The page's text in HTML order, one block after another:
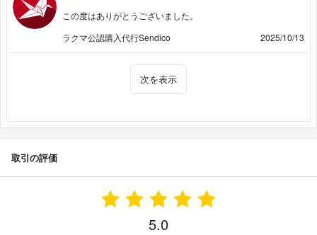
この度はありがとうございました。
ラクマ公認購入代行Sendico
2025/10/13
次を表示
取引の評価
5.0